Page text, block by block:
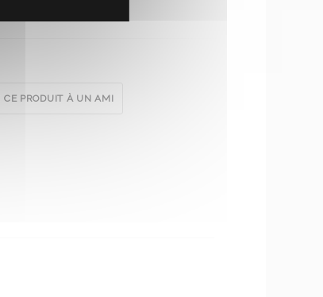
PRODUIT À UN AMI